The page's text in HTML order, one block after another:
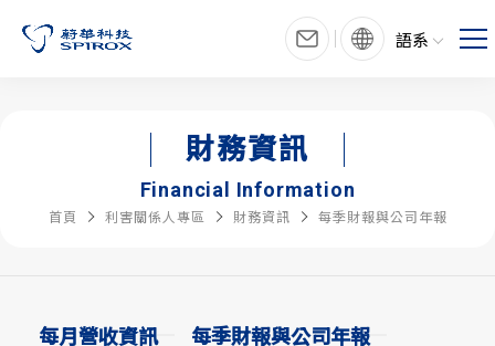
語系
財務資訊
Financial Information
首頁 利害關係人專區 財務資訊 每季財報與公司年報
每月營收資訊 每季財報與公司年報